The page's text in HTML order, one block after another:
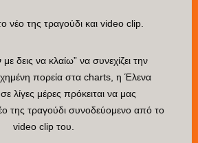
νέο της τραγούδι και video clip.
δεις να κλαίω” να συνεχίζει την
πορεία στα charts, η Έλενα
λίγες μέρες πρόκειται να μας
της τραγούδι συνοδεύομενο από το
video clip του.